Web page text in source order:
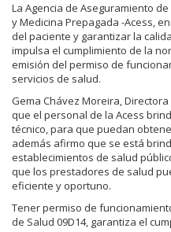
La Agencia de Aseguramiento
y Medicina Prepagada -Acess,
del paciente y garantizar la
impulsa el cumplimiento de la
emisión del permiso de
servicios de salud.
Gema Chávez Moreira,
que el personal de la Acess
técnico, para que puedan
además afirmo que se está
establecimientos de salud
que los prestadores de salud
eficiente y oportuno.
Tener permiso de
de Salud 09D14, garantiza el